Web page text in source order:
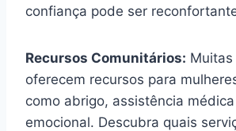
confiança pode ser
Recursos Comunitários:
oferecem recursos para
como abrigo, assistência
emocional. Descubra quais